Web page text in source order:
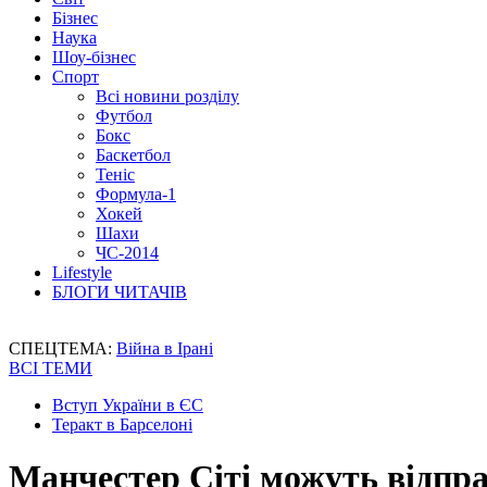
Бізнес
Наука
Шоу-бізнес
Спорт
Всі новини розділу
Футбол
Бокс
Баскетбол
Теніс
Формула-1
Хокей
Шахи
ЧС-2014
Lifestyle
БЛОГИ ЧИТАЧІВ
СПЕЦТЕМА: Війна в Ірані
ВСІ ТЕМИ
Вступ України в ЄС
Теракт в Барселоні
Манчестер Сіті можуть